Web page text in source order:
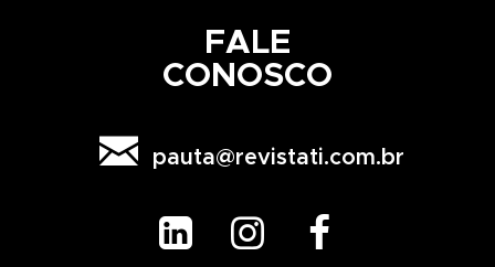
FALE
CONOSCO
 pauta@revistati.com.br
  